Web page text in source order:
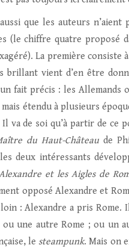
que les auteurs
(le chiffre quatre proposé
La première
brillant vient d’en être
fait précis : les
étendu à plusieurs
Il va de soi qu’à partir de ce
du Haut-Château de
deux intéressants
et les Aigles de
opposé Alexandre et
: Alexandre a pris Rome.
ou une autre Rome ; ou un
le steampunk. Mais on